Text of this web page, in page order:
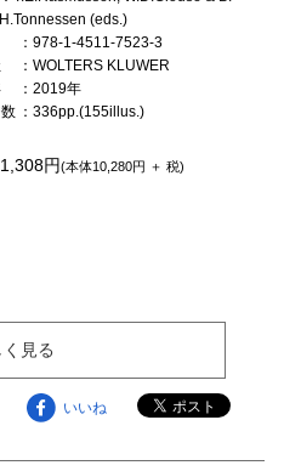
H.Tonnessen (eds.)
：978-1-4511-7523-3
：WOLTERS KLUWER
：2019年
：336pp.(155illus.)
円(本体10,280円 ＋ 税)
見る
いいね